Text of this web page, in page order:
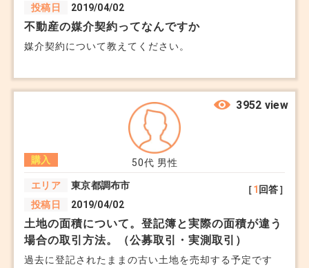
投稿日
2019/04/02
不動産の媒介契約ってなんですか
媒介契約について教えてください。
50代 男性
購入
エリア
東京都調布市
投稿日
2019/04/02
［1 回答］
3952 view
土地の面積について。登記簿と実際の面積が違う
場合の取引方法。（公募取引・実測取引）
過去に登記されたままの古い土地を売却する予定です